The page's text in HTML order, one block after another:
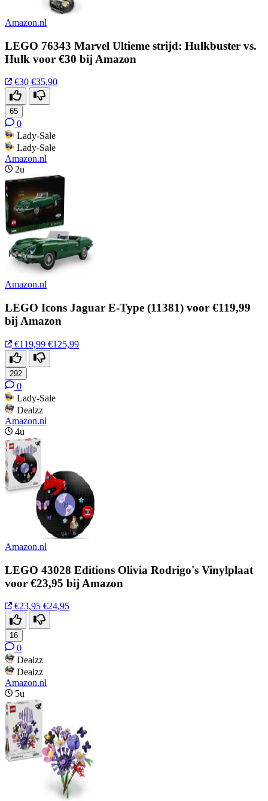
Amazon.nl
LEGO 76343 Marvel Ultieme strijd: Hulkbuster vs.
Hulk voor €30 bij Amazon
€30 €35,90
65
0
Lady-Sale
Lady-Sale
Amazon.nl
2u
Amazon.nl
LEGO Icons Jaguar E-Type (11381) voor €119,99
bij Amazon
€119,99 €125,99
292
0
Lady-Sale
Dealzz
Amazon.nl
4u
Amazon.nl
LEGO 43028 Editions Olivia Rodrigo's Vinylplaat
voor €23,95 bij Amazon
€23,95 €24,95
16
0
Dealzz
Dealzz
Amazon.nl
5u